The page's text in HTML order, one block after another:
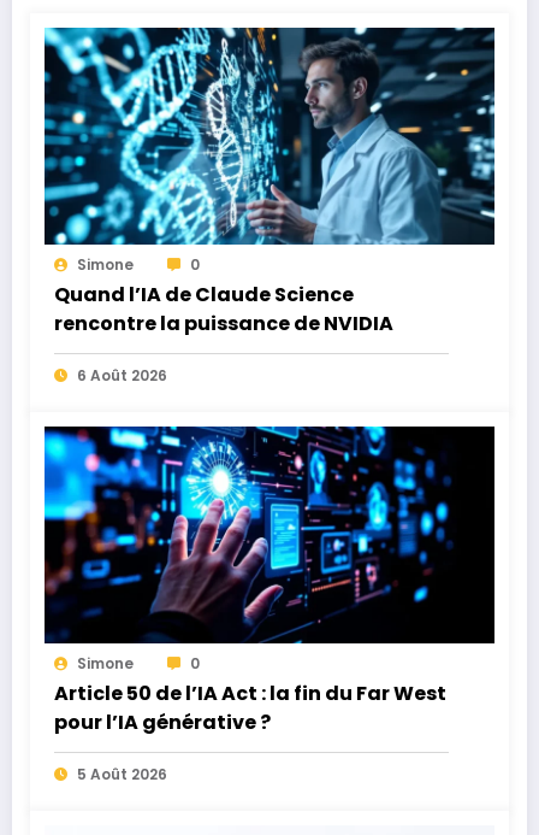
Simone 0
Quand l’IA de Claude Science
rencontre la puissance de NVIDIA
6 Août 2026
Simone 0
Article 50 de l’IA Act : la fin du Far West
pour l’IA générative ?
5 Août 2026